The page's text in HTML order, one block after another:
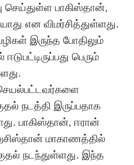
செய்துள்ள பாகிஸ்தான்,
என விமர்சித்துள்ளது.
இருந்த போதிலும்
பெரும்
செயல்பட்டவர்களை
நடத்தி இருப்பதாக
பாகிஸ்தான், ஈரான்
மாகாணத்தில்
நடந்துள்ளது. இந்த